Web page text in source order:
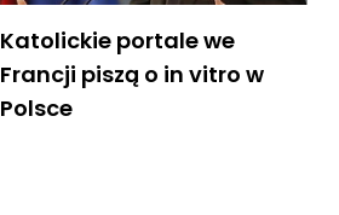
Katolickie portale we
Francji piszą o in vitro w
Polsce